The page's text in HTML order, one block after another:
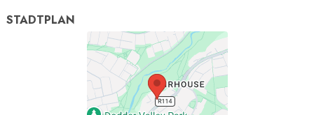
STADTPLAN